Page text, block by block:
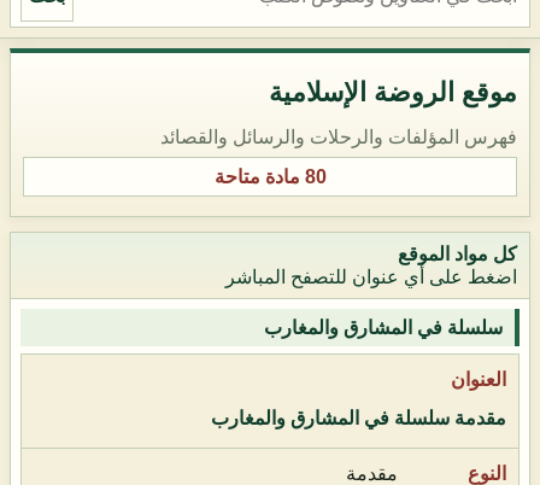
موقع الروضة الإسلامية
فهرس المؤلفات والرحلات والرسائل والقصائد
80 مادة متاحة
كل مواد الموقع
اضغط على أي عنوان للتصفح المباشر
سلسلة في المشارق والمغارب
مقدمة سلسلة في المشارق والمغارب
مقدمة